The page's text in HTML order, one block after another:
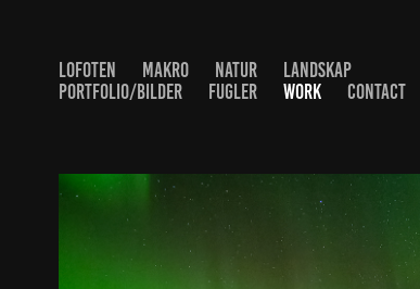
LOFOTEN MAKRO NATUR
LANDSKAP
PORTFOLIO/BILDER
FUGLER WORK CONTACT